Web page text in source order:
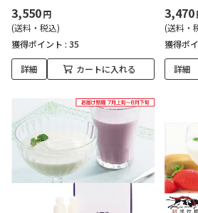
3,550円
(送料・税込)
獲得ポイント : 35
詳細 カートに入れる
3,470
(送料・
獲得ポ
詳細